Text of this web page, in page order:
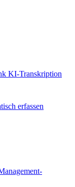
KI-Transkription
erfassen